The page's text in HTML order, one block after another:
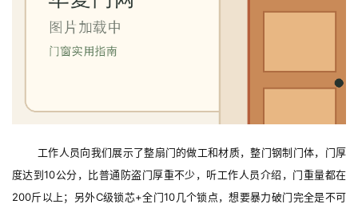
业
联
工作人员向我们展示了整扇门的做工和材质，整门钢制门体，门厚
度达到10公分，比普通防盗门厚重不少，听工作人员介绍，门重量都在
200斤以上；另外C级锁芯+全门10几个锁点，想要暴力破门完全是不可